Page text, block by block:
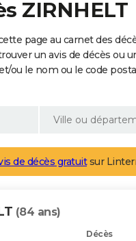
ZIRNHELT
page au carnet des
un avis de décès ou
ou le nom ou le code
de décès gratuitsur
(84 ans)
Décès